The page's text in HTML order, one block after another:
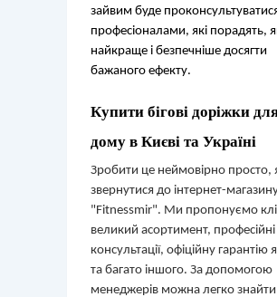
зайвим буде
професіоналами, які порадять,
найкраще і безпечніше досягти
бажаного ефекту.
Купити бігові доріжки
дому в Києві та Україні
Зробити це неймовірно просто,
звернутися до інтернет-
"Fitnessmir". Ми пропонуємо
великий асортимент, професійні
консультації, офіційну гарантію
та багато іншого. За допомогою
менеджерів можна легко